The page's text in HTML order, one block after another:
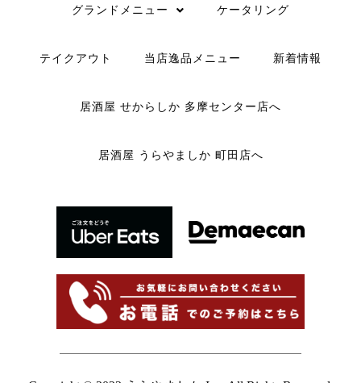
グランドメニュー ケータリング
テイクアウト 当店逸品メニュー 新着情報
居酒屋 せからしか 多摩センター店へ
居酒屋 うらやましか 町田店へ